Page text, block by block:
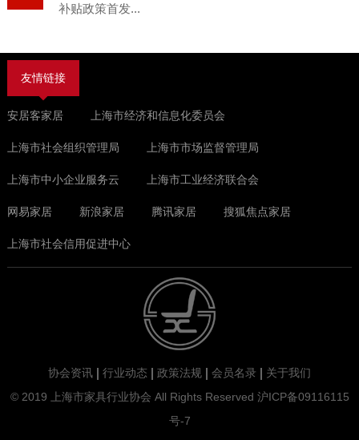
补贴政策首发...
友情链接
安居客家居 上海市经济和信息化委员会
上海市社会组织管理局 上海市市场监督管理局
上海市中小企业服务云 上海市工业经济联合会
网易家居 新浪家居 腾讯家居 搜狐焦点家居
上海市社会信用促进中心
协会资讯 行业动态 政策法规 会员名录
关于我们
© 2019 上海市家具行业协会 All Rights Reserved 沪ICP备09116115
号-7